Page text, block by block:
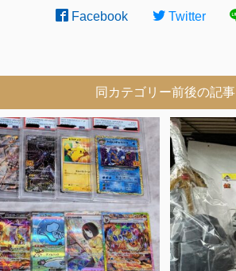
Facebook Twitter
同カテゴリー前後の記事